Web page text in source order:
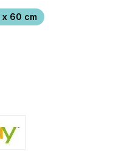
x 60 cm